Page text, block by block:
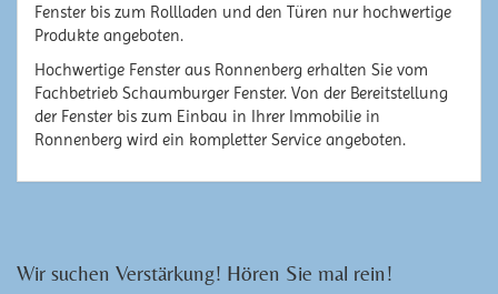
Fenster bis zum Rollladen und den Türen nur hochwertige
Produkte angeboten.
Hochwertige Fenster aus Ronnenberg erhalten Sie vom
Fachbetrieb Schaumburger Fenster. Von der Bereitstellung
der Fenster bis zum Einbau in Ihrer Immobilie in
Ronnenberg wird ein kompletter Service angeboten.
Wir suchen Verstärkung! Hören Sie mal rein!